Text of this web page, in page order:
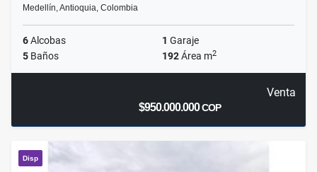
Medellín, Antioquia, Colombia
6Alcobas 1 Garaje
5 Baños 192Área m2
Venta
$950.000.000COP
Disp